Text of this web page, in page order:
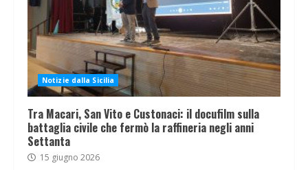
Notizie dalla Sicilia
Tra Macari, San Vito e Custonaci: il docufilm sulla
battaglia civile che fermò la raffineria negli anni
Settanta
15 giugno 2026